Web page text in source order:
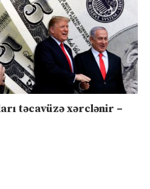
təcavüzə xərclənir –